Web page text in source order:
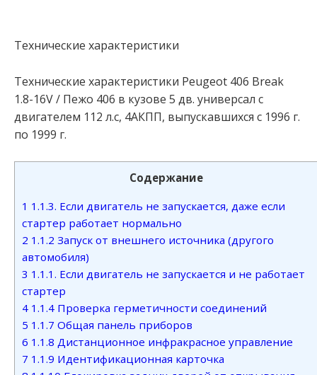
Технические характеристики
Технические характеристики Peugeot 406 Break
1.8-16V / Пежо 406 в кузове 5 дв. универсал с
двигателем 112 л.с, 4АКПП, выпускавшихся c 1996 г.
по 1999 г.
Содержание
1 1.1.3. Если двигатель не запускается, даже если
стартер работает нормально
2 1.1.2 Запуск от внешнего источника (другого
автомобиля)
3 1.1.1. Если двигатель не запускается и не работает
стартер
4 1.1.4 Проверка герметичности соединений
5 1.1.7 Общая панель приборов
6 1.1.8 Дистанционное инфракрасное управление
7 1.1.9 Идентификационная карточка